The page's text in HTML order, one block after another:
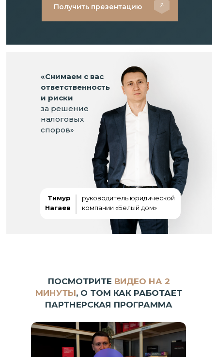
«Снимаем с вас
ответственность
и риски
за решение
налоговых
споров»
Получить презентацию
руководитель юридической
компании «Белый дом»
Тимур
Нагаев
ПОСМОТРИТЕ ВИДЕО НА 2
МИНУТЫ, О ТОМ КАК РАБОТАЕТ
ПАРТНЕРСКАЯ ПРОГРАММА